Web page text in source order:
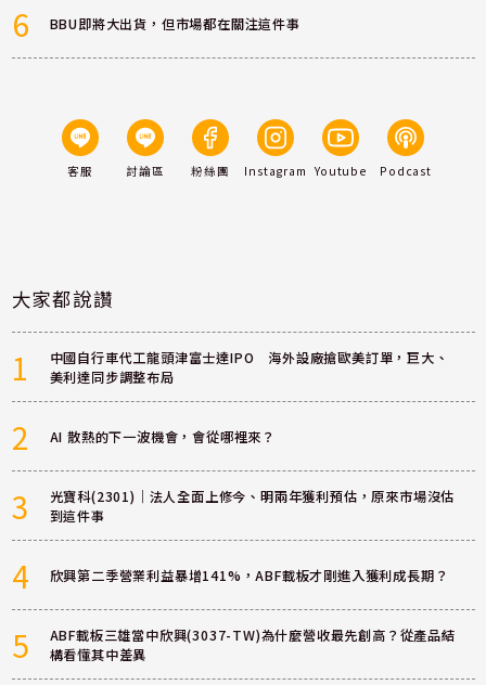
6 BBU即將大出貨，但市場都在關注這件事
客服 討論區 粉絲團 Instagram Youtube Podcast
大家都說讚
1
中國自行車代工龍頭津富士達IPO 海外設廠搶歐美訂單，巨大、
美利達同步調整布局
2 AI 散熱的下一波機會，會從哪裡來？
3
光寶科(2301)｜法人全面上修今、明兩年獲利預估，原來市場沒估
到這件事
4 欣興第二季營業利益暴增141%，ABF載板才剛進入獲利成長期？
5
ABF載板三雄當中欣興(3037-TW)為什麼營收最先創高？從產品結
構看懂其中差異